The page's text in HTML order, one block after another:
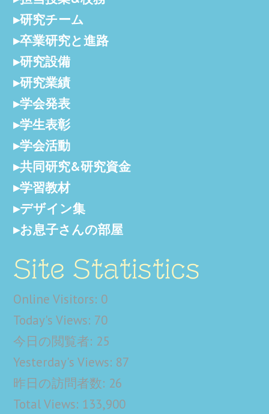
研究チーム
卒業研究と進路
研究設備
研究業績
学会発表
学生表彰
学会活動
共同研究&研究資金
学習教材
デザイン集
お息子さんの部屋
Site Statistics
Online Visitors: 0
Today's Views: 70
今日の閲覧者: 25
Yesterday's Views: 87
昨日の訪問者数: 26
Total Views: 133,900